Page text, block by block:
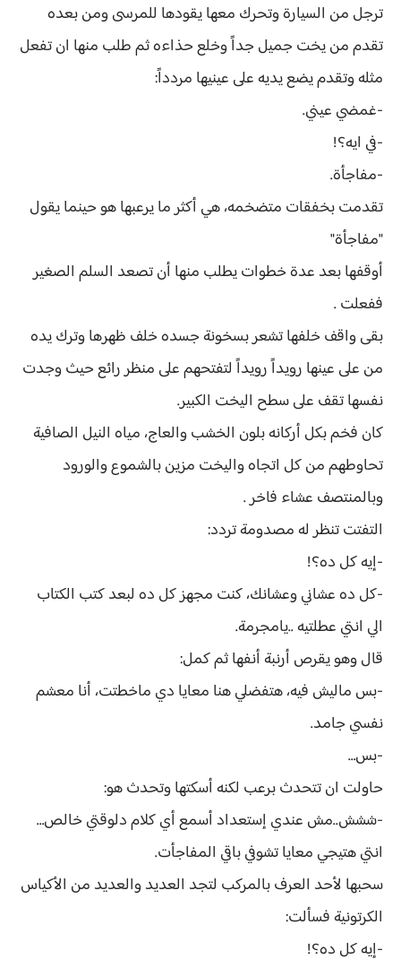
ترجل من السيارة وتحرك معها يقودها للمرسى ومن بعده
تقدم من يخت جميل جداً وخلع حذاءه ثم طلب منها ان تفعل
مثله وتقدم يضع يديه على عينيها مردداً:
-غمضي عيني.
-في ايه؟!
-مفاجأة.
تقدمت بخفقات متضخمه، هي أكثر ما يرعبها هو حينما يقول
"مفاجأة"
أوقفها بعد عدة خطوات يطلب منها أن تصعد السلم الصغير
ففعلت .
بقى واقف خلفها تشعر بسخونة جسده خلف ظهرها وترك يده
من على عينها رويداً رويداً لتفتحهم على منظر رائع حيث وجدت
نفسها تقف على سطح اليخت الكبير.
كان فخم بكل أركانه بلون الخشب والعاج، مياه النيل الصافية
تحاوطهم من كل اتجاه واليخت مزين بالشموع والورود
وبالمنتصف عشاء فاخر .
التفتت تنظر له مصدومة تردد:
-إيه كل ده؟!
-كل ده عشاني وعشانك، كنت مجهز كل ده لبعد كتب الكتاب
الي انتي عطلتيه ..يامجرمة.
قال وهو يقرص أرنبة أنفها ثم كمل:
-بس ماليش فيه، هتفضلي هنا معايا دي ماخطتت، أنا معشم
نفسي جامد.
-بس…
حاولت ان تتحدث برعب لكنه أسكتها وتحدث هو:
-ششش..مش عندي إستعداد أسمع أي كلام دلوقتي خالص…
انتي هتيجي معايا تشوفي باقي المفاجأت.
سحبها لأحد العرف بالمركب لتجد العديد والعديد من الأكياس
الكرتونية فسألت:
-إيه كل ده؟!